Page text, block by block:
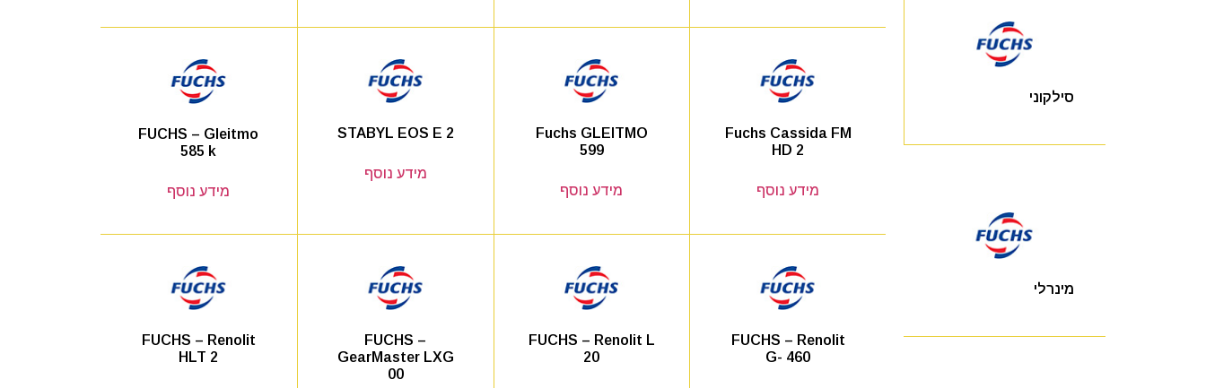
סילקוני
מינרלי
Fuchs Cassida FM
HD 2
מידע נוסף
Fuchs GLEITMO
599
מידע נוסף
STABYL EOS E 2
מידע נוסף
FUCHS – Gleitmo
585 k
מידע נוסף
FUCHS – Renolit
G- 460
FUCHS – Renolit L
20
FUCHS –
GearMaster LXG
00
FUCHS – Renolit
HLT 2